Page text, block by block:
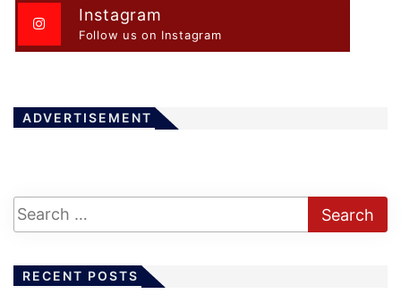
Instagram
Follow us on Instagram
ADVERTISEMENT
RECENT POSTS